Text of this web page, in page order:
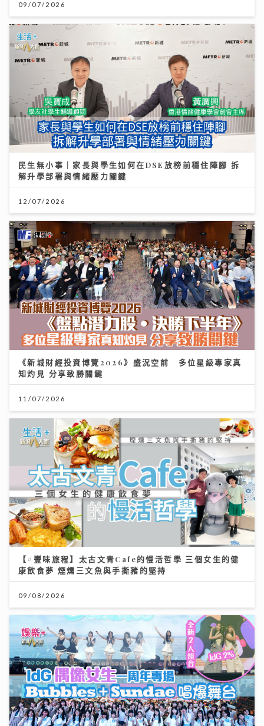
09/07/2026
民生無小事｜家長與學生如何在DSE放榜前穩住陣腳 拆
解升學部署與情緒壓力關鍵
12/07/2026
《新城財經投資博覽2026》盛況空前 多位星級專家真
知灼見 分享致勝關鍵
11/07/2026
【#豐味旅程】太古文青Cafe的慢活哲學 三個女生的健
康飲食夢 煙燻三文魚與手撕豬的堅持
09/08/2026